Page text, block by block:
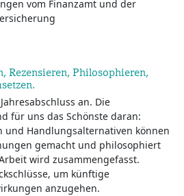
vom Finanzamt und der
Rezensieren, Philosophieren,
an. Die
für uns das Schönste daran:
und Handlungsalternativen können
gemacht und philosophiert
wird zusammengefasst.
um künftige
anzugehen.